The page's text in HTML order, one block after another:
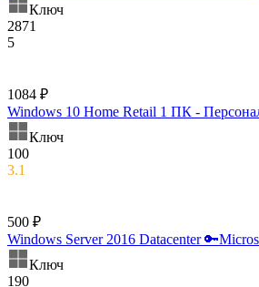
Ключ
2871
5
1084 ₽
Windows 10 Home Retail 1 ПК -
Ключ
100
3.1
500 ₽
Windows Server 2016 Datacenter
Ключ
190